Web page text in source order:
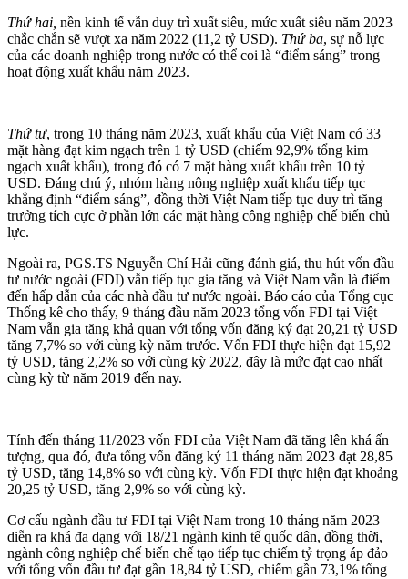
Thứ hai, nền kinh tế vẫn duy trì xuất siêu, mức xuất siêu năm 2023
chắc chắn sẽ vượt xa năm 2022 (11,2 tỷ USD). Thứ ba, sự nỗ lực
của các doanh nghiệp trong nước có thể coi là “điểm sáng” trong
hoạt động xuất khẩu năm 2023.
Thứ tư, trong 10 tháng năm 2023, xuất khẩu của Việt Nam có 33
mặt hàng đạt kim ngạch trên 1 tỷ USD (chiếm 92,9% tổng kim
ngạch xuất khẩu), trong đó có 7 mặt hàng xuất khẩu trên 10 tỷ
USD. Đáng chú ý, nhóm hàng nông nghiệp xuất khẩu tiếp tục
khẳng định “điểm sáng”, đồng thời Việt Nam tiếp tục duy trì tăng
trưởng tích cực ở phần lớn các mặt hàng công nghiệp chế biến chủ
lực.
Ngoài ra, PGS.TS Nguyễn Chí Hải cũng đánh giá, thu hút vốn đầu
tư nước ngoài (FDI) vẫn tiếp tục gia tăng và Việt Nam vẫn là điểm
đến hấp dẫn của các nhà đầu tư nước ngoài. Báo cáo của Tổng cục
Thống kê cho thấy, 9 tháng đầu năm 2023 tổng vốn FDI tại Việt
Nam vẫn gia tăng khả quan với tổng vốn đăng ký đạt 20,21 tỷ USD
tăng 7,7% so với cùng kỳ năm trước. Vốn FDI thực hiện đạt 15,92
tỷ USD, tăng 2,2% so với cùng kỳ 2022, đây là mức đạt cao nhất
cùng kỳ từ năm 2019 đến nay.
Tính đến tháng 11/2023 vốn FDI của Việt Nam đã tăng lên khá ấn
tượng, qua đó, đưa tổng vốn đăng ký 11 tháng năm 2023 đạt 28,85
tỷ USD, tăng 14,8% so với cùng kỳ. Vốn FDI thực hiện đạt khoảng
20,25 tỷ USD, tăng 2,9% so với cùng kỳ.
Cơ cấu ngành đầu tư FDI tại Việt Nam trong 10 tháng năm 2023
diễn ra khá đa dạng với 18/21 ngành kinh tế quốc dân, đồng thời,
ngành công nghiệp chế biến chế tạo tiếp tục chiếm tỷ trọng áp đảo
với tổng vốn đầu tư đạt gần 18,84 tỷ USD, chiếm gần 73,1% tổng